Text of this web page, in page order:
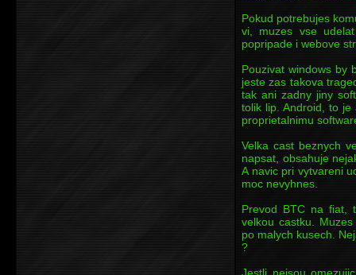
Pokud potrebujes
vi, muzes vse
popripade i webove
Pouzivat windows by
jeste zas takova
tak ani zadny jiny
tolik lip. Android, to
proprietalnimu
Velka cast beznych
napsat, obsahuje
A navic pri vytvareni
moc nevyhnes.
Prevod BTC na fiat,
velkou castku.
po malych kusech.
?
Jestli nejsou